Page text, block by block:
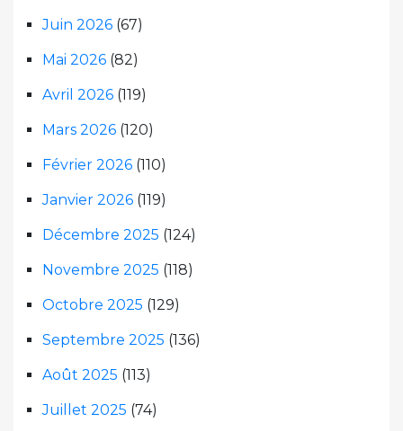
Juin 2026 (67)
Mai 2026 (82)
Avril 2026 (119)
Mars 2026 (120)
Février 2026 (110)
Janvier 2026 (119)
Décembre 2025 (124)
Novembre 2025 (118)
Octobre 2025 (129)
Septembre 2025 (136)
Août 2025 (113)
Juillet 2025 (74)